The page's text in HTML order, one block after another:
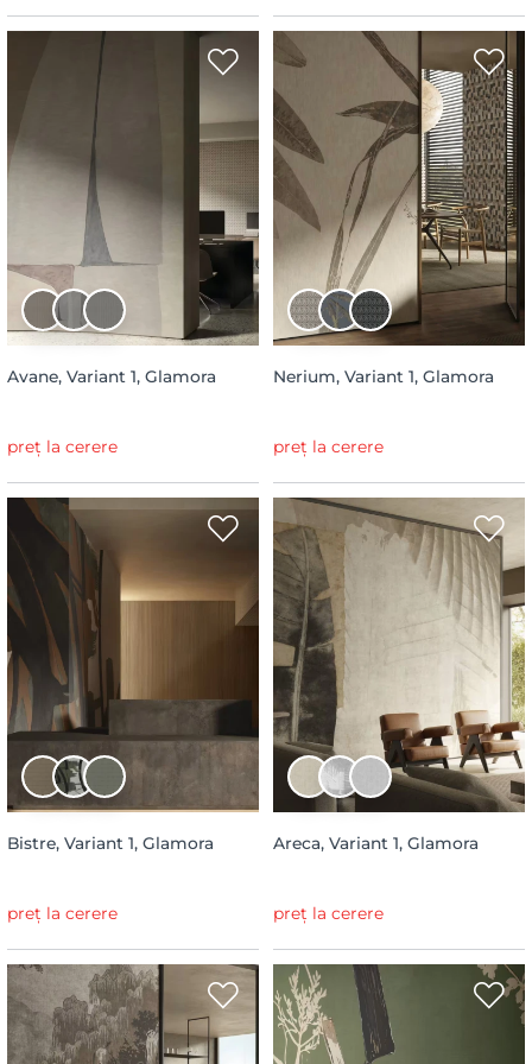
Avane, Variant 1, Glamora
preț la cerere
Nerium, Variant 1, Glamora
preț la cerere
Bistre, Variant 1, Glamora
preț la cerere
Areca, Variant 1, Glamora
preț la cerere